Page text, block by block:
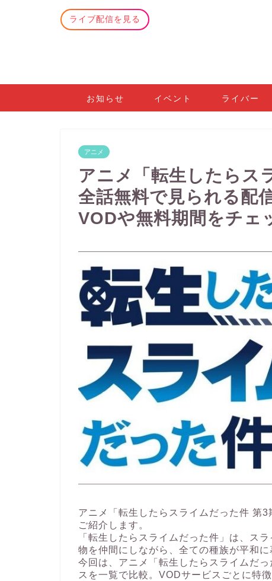
ライブ配信を見る
お知らせ イベント ライバー
アニメ
アニメ「転生したらス
全話無料で見られる配
VODや無料期間をチェ
アニメ「転生したらスライムだった件 第
ご紹介します。
「転生したらスライムだった件」は、ス
物を仲間にしながら、全ての種族が平和
今回は、アニメ「転生したらスライムだ
スを一覧で比較。VODサービスごとに特